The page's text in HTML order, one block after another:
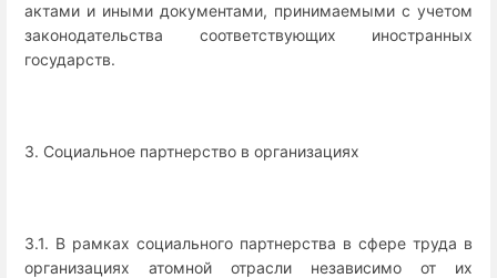
актами и иными документами, принимаемыми с учетом
законодательства соответствующих иностранных
государств.
3. Социальное партнерство в организациях
3.1. В рамках социального партнерства в сфере труда в
организациях атомной отрасли независимо от их